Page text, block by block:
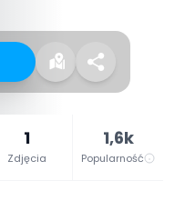
1
Zdjęcia
1,6k
Popularność